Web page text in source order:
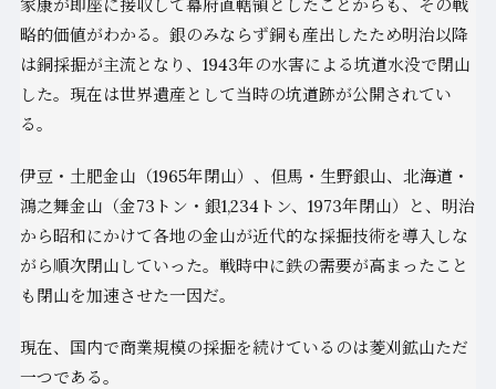
家康が即座に接収して幕府直轄領としたことからも、その戦
略的価値がわかる。銀のみならず銅も産出したため明治以降
は銅採掘が主流となり、1943年の水害による坑道水没で閉山
した。現在は世界遺産として当時の坑道跡が公開されてい
る。
伊豆・土肥金山（1965年閉山）、但馬・生野銀山、北海道・
鴻之舞金山（金73トン・銀1,234トン、1973年閉山）と、明治
から昭和にかけて各地の金山が近代的な採掘技術を導入しな
がら順次閉山していった。戦時中に鉄の需要が高まったこと
も閉山を加速させた一因だ。
現在、国内で商業規模の採掘を続けているのは菱刈鉱山ただ
一つである。